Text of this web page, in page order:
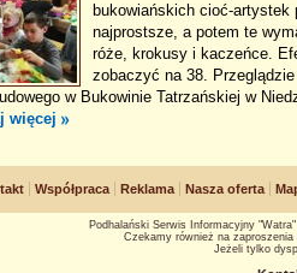
bukowiańskich cioć-artystek
najprostsze, a potem te
róże, krokusy i kaczeńce.
zobaczyć na 38.
w Bukowinie Tatrzańskiej w
więcej
Współpraca Reklama Nasza oferta
Podhalański Serwis Informacyjny
Czekamy również na
Jeżeli tylko